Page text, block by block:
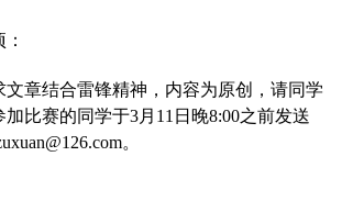
文章结合雷锋精神，内容为原创，请同学
加比赛的同学于3月11 日晚8:00之前发送
。